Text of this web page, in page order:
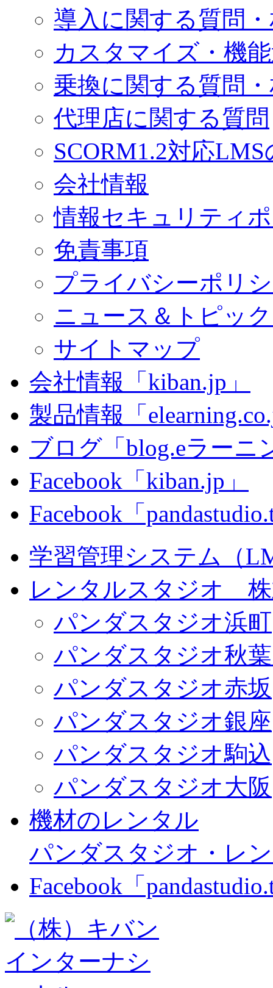
導入に関する質問
カスタマイズ・機
乗換に関する質問
代理店に関する質問
SCORM1.2対応
会社情報
情報セキュリティ
免責事項
プライバシーポリ
ニュース＆トピッ
サイトマップ
会社情報「kiban.jp」
製品情報「
ブログ「blog.eラーニ
Facebook「kiban.jp」
Facebook「
学習管理システム（
レンタルスタジオ 株
パンダスタジオ浜町
パンダスタジオ秋
パンダスタジオ赤坂
パンダスタジオ銀座
パンダスタジオ駒込
パンダスタジオ大阪
機材のレンタル
パンダスタジオ・レ
Facebook「